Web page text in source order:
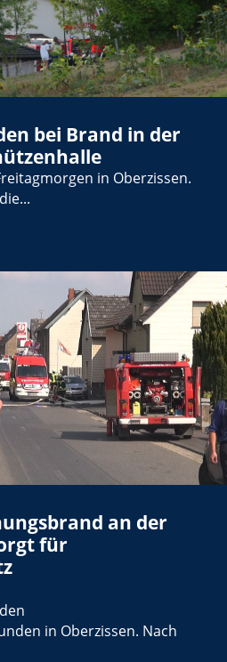
bei Brand in der
in Oberzissen.
an der
für
in Oberzissen. Nach